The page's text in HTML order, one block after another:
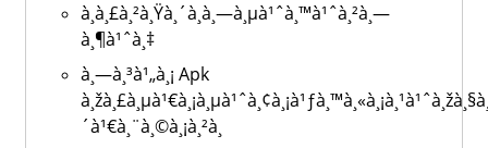
à¸à¸£à¸²à¸Ÿà¸´à¸à¸—à¸µà¹ˆà¸™à¹ˆà¸²à¸—
à¸¶à¹ˆà¸‡
à¸—à¸³à¹„à¸¡ Apk
´à¹€à¸¨à¸©à¸¡à¸²à¸